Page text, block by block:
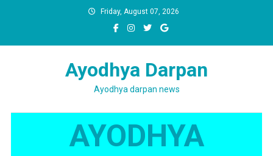
Friday, August 07, 2026
Ayodhya Darpan
Ayodhya darpan news
AYODHYA